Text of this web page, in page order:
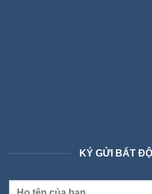
KÝ GỬI BẤT